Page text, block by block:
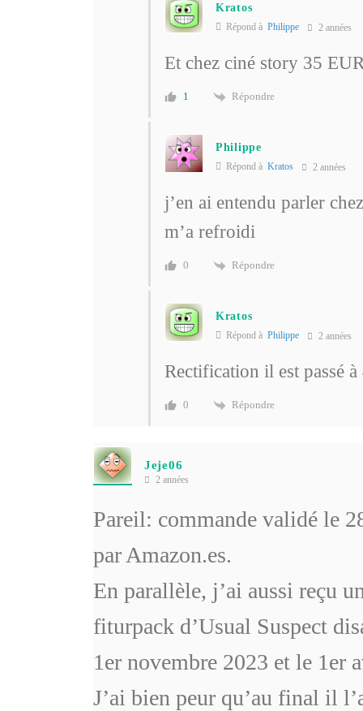
Kratos
Répond à Philippe 2 années
Et chez ciné story 35
1 Répondre
Philippe
Répond à Kratos 2 années
j’en ai entendu parler
m’a refroidi
0 Répondre
Kratos
Répond à Philippe 2 années
Rectification il est passé
0 Répondre
Jeje06
2 années
Pareil: commande validé le
par Amazon.es.
En parallèle, j’ai aussi reçu
fiturpack d’Usual Suspect
1er novembre 2023 et le 1er
J’ai bien peur qu’au final il